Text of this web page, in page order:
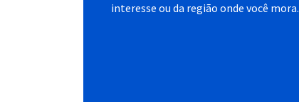
interesse ou da região onde você mora.